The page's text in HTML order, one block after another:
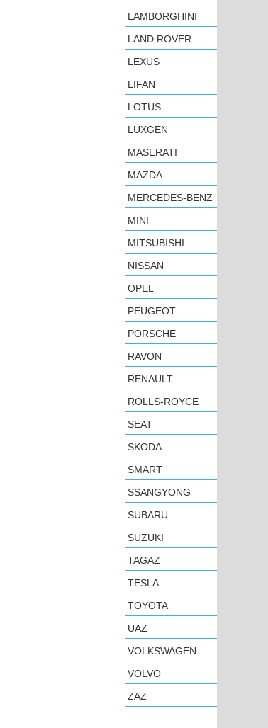
LAMBORGHINI
LAND ROVER
LEXUS
LIFAN
LOTUS
LUXGEN
MASERATI
MAZDA
MERCEDES-BENZ
MINI
MITSUBISHI
NISSAN
OPEL
PEUGEOT
PORSCHE
RAVON
RENAULT
ROLLS-ROYCE
SEAT
SKODA
SMART
SSANGYONG
SUBARU
SUZUKI
TAGAZ
TESLA
TOYOTA
UAZ
VOLKSWAGEN
VOLVO
ZAZ